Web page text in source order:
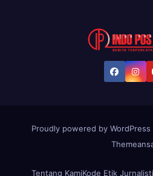
Proudly powered by WordPress
Tentang KamiKode Etik